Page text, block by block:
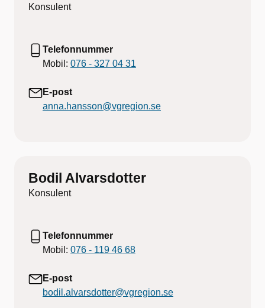
Konsulent
Telefonnummer
Mobil: 076 - 327 04 31
E-post
anna.hansson@vgregion.se
Bodil Alvarsdotter
Konsulent
Telefonnummer
Mobil: 076 - 119 46 68
E-post
bodil.alvarsdotter@vgregion.se